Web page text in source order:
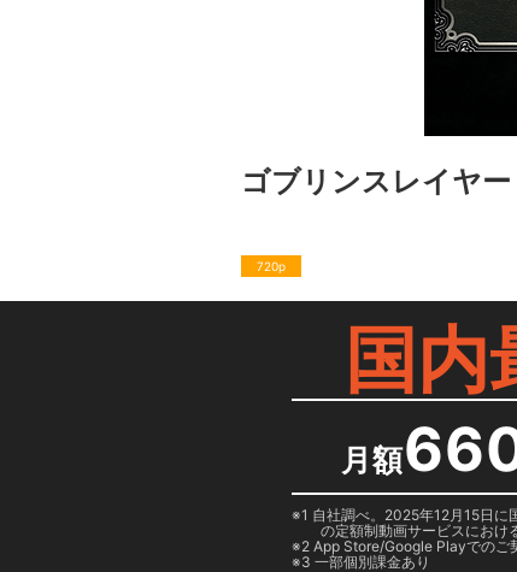
ゴブリンスレイヤ
720p
国内
月額
1 自社調べ。2025年12月15日に
の定額制動画サービスにおけ
2 App Store/Google Playでのご
3 一部個別課金あり